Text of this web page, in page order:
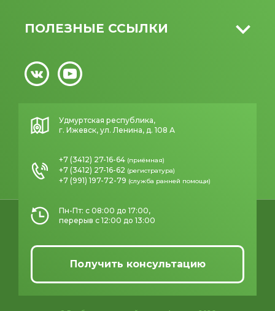
ПОЛЕЗНЫЕ ССЫЛКИ
Удмуртская республика,
г. Ижевск, ул. Ленина, д. 108 А
+7 (3412) 27-16-64 (приёмная)
+7 (3412) 27-16-62 (регистратура)
+7 (991) 197-72-79 (служба ранней помощи)
Пн-Пт: с 08:00 до 17:00,
перерыв с 12:00 до 13:00
Получить консультацию